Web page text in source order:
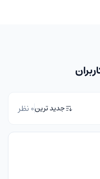
جدید ترین0 نظر